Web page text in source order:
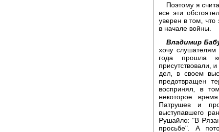
Поэтому я
все эти
уверен в том,
в начале войны.
Владимир
хочу
года прошла
присутствовали,
дел, в своем
предотвращен
воспринял, в
некоторое
Патрушев и
выступавшего
Рушайло: "В
просьбе". А